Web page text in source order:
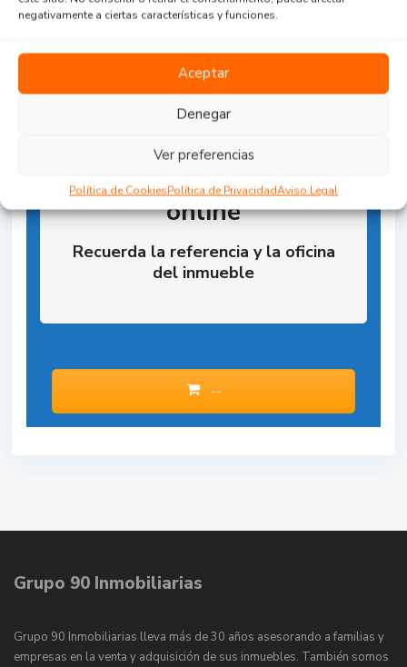
negativamente a ciertas características y funciones.
Aceptar
Denegar
Ver preferencias
Política de CookiesPolítica de PrivacidadAviso Legal
Reserva la Propiedad
online
Recuerda la referencia y la oficina
del inmueble
--
Grupo 90 Inmobiliarias
Grupo 90 Inmobiliarias lleva más de 30 años asesorando a familias y
empresas en la venta y adquisición de sus inmuebles. También somos